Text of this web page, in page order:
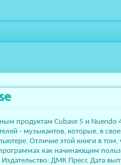
продуктам Cubase 5 и Nuendo
- музыкантов, которые, в
Отличие этой книги в
как начинающим
Издательство: ДМК Пресс Дата